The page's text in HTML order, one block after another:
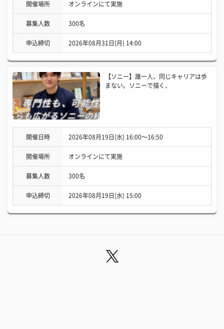
開催場所 オンラインにて実施
募集人数 300名
申込締切 2026年08月31日(月) 14:00
【ソニー】誰一人、同じキャリアは歩
まない。ソニーで描く、
開催日時 2026年08月19日(水) 16:00〜16:50
開催場所 オンラインにて実施
募集人数 300名
申込締切 2026年08月19日(水) 15:00